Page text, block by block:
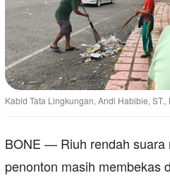
Kabid Tata Lingkungan, Andi Habibie, ST.,
BONE — Riuh rendah suara
penonton masih membekas